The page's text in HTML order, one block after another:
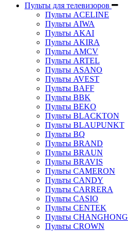
Пульты для телевизоров
Пульты ACELINE
Пульты AIWA
Пульты AKAI
Пульты AKIRA
Пульты AMCV
Пульты ARTEL
Пульты ASANO
Пульты AVEST
Пульты BAFF
Пульты BBK
Пульты BEKO
Пульты BLACKTON
Пульты BLAUPUNKT
Пульты BQ
Пульты BRAND
Пульты BRAUN
Пульты BRAVIS
Пульты CAMERON
Пульты CANDY
Пульты CARRERA
Пульты CASIO
Пульты CENTEK
Пульты CHANGHONG
Пульты CROWN